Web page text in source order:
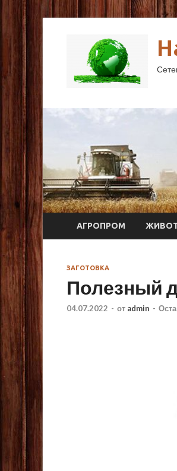
АГРОПРОМ
ЗАГОТОВКА
Полезный
04.07.2022 - от admin -